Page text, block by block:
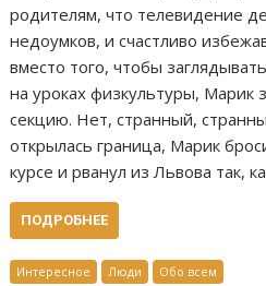
родителям, что телевидение
недоумков, и счастливо
вместо того, чтобы
на уроках физкультуры, Марик
секцию. Нет, странный,
открылась граница, Марик
курсе и рванул из Львова так,
ПОДРОБНЕЕ
Интересное Люди Обо всем